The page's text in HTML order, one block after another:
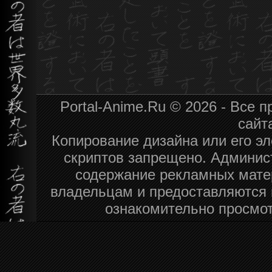
Portal-Anime.Ru © 2026 - Все
Копирование дизайна или его
скриптов запрещено.
содержание рекламных
владельцам и
ознакомительно